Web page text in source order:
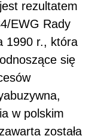
rezultatem
EWG Rady
1990 r., która
się
w polskim
została